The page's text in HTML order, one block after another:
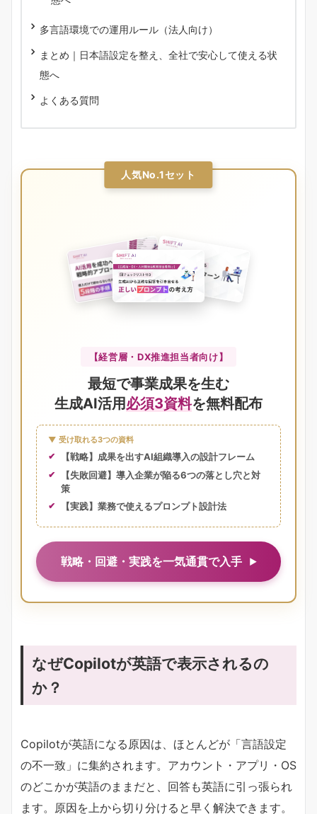
多言語環境での運用ルール（法人向け）
まとめ｜日本語設定を整え、全社で安心して使える状
態へ
よくある質問
人気No.1セット
【経営層・DX推進担当者向け】
最短で事業成果を生む
生成AI活用必須3資料を無料配布
▼ 受け取れる3つの資料
【戦略】成果を出すAI組織導入の設計フレーム
【失敗回避】導入企業が陥る6つの落とし穴と対
策
【実践】業務で使えるプロンプト設計法
戦略・回避・実践を一気通貫で入手
なぜCopilotが英語で表示されるの
か？
Copilotが英語になる原因は、ほとんどが「言語設定
の不一致」に集約されます。アカウント・アプリ・OS
のどこかが英語のままだと、回答も英語に引っ張られ
ます。原因を上から切り分けると早く解決できます。